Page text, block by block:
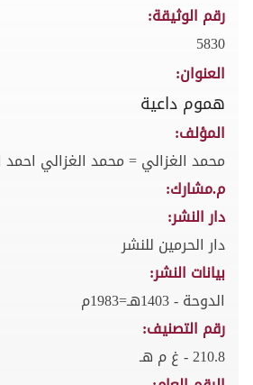
رقم الوثيقة:
5830
العنوان:
هموم داعية
المؤلف:
محمد الغزالي = محمد الغزالي احمد
م.مشارك:
دار النشر:
دار الحرمين للنشر
بيانات النشر:
الدوحة - 1403هـ=1983م
رقم التصنيف:
210.8 - غ م هـ